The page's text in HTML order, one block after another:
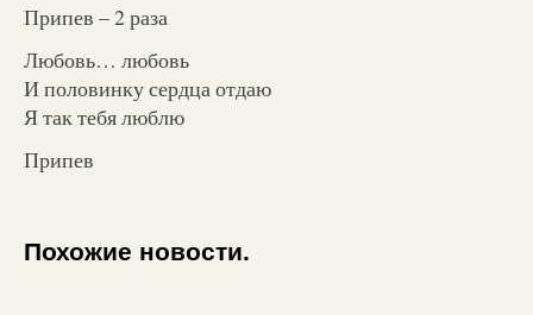
Припев – 2 раза
Любовь… любовь
И половинку сердца отдаю
Я так тебя люблю
Припев
Похожие новости.